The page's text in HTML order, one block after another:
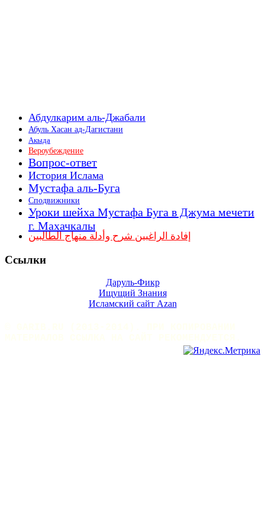
Абдулкарим аль-Джабали
Абуль Хасан ад-Дагистани
Акыда
Вероубеждение
Вопрос-ответ
История Ислама
Мустафа аль-Буга
Сподвижники
Уроки шейха Мустафа Буга в Джума мечети
г. Махачкалы
إفادة الراغبين شرح وأدلة منهاج الطالبين
Ссылки
Даруль-Фикр
Ищущий Знания
Исламский сайт Azan